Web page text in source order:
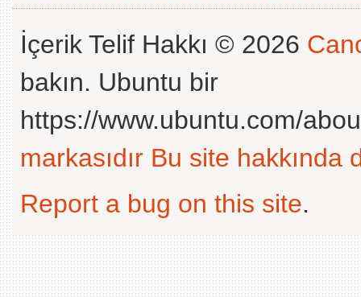
İçerik Telif Hakkı © 2026
bakın. Ubuntu bir
https://www.ubuntu.com/
markasıdır Bu site hakkında
Report a bug on this site.